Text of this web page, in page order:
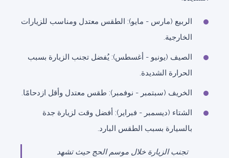
الربيع (مارس - مايو): الطقس معتدل ومناسب للزيارات
الخارجية.
الصيف (يونيو - أغسطس): يُفضل تجنب الزيارة بسبب
الحرارة الشديدة.
الخريف (سبتمبر - نوفمبر): طقس معتدل وأقل ازدحامًا.
الشتاء (ديسمبر - فبراير): أفضل وقت لزيارة جدة
بالسيارة بسبب الطقس البارد.
تجنب الزيارة خلال موسم الحج حيث تشهد